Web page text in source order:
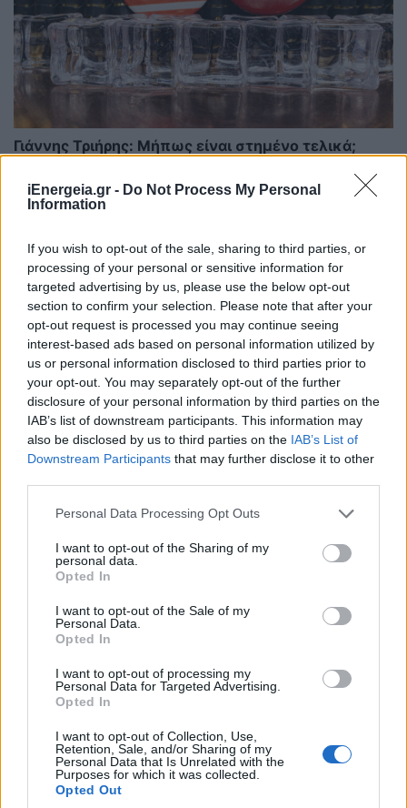
iEnergeia.gr - Do Not Process My Personal
Information
If you wish to opt-out of the sale, sharing to third parties, or
processing of your personal or sensitive information for
targeted advertising by us, please use the below opt-out
section to confirm your selection. Please note that after your
opt-out request is processed you may continue seeing
interest-based ads based on personal information utilized by
us or personal information disclosed to third parties prior to
your opt-out. You may separately opt-out of the further
disclosure of your personal information by third parties on the
IAB’s list of downstream participants. This information may
also be disclosed by us to third parties on the IAB’s List of
Downstream Participants that may further disclose it to other
Personal Data Processing Opt Outs
I want to opt-out of the Sharing of my
personal data.
Opted In
I want to opt-out of the Sale of my
Personal Data.
Opted In
I want to opt-out of processing my
Personal Data for Targeted Advertising.
Opted In
I want to opt-out of Collection, Use,
Retention, Sale, and/or Sharing of my
Personal Data that Is Unrelated with the
Purposes for which it was collected.
Opted Out
Γιάννης Τριήρης: Μήπως είναι στημένο τελικά;
08/01/2026 - 08:04
Γιάννης Τριήρης: Γιατί οι αγρότες δικαίως είναι
ΑΡΘΡΑ - ΑΝΑΛΥΣΕΙΣ
07/01/2026 - 08:01